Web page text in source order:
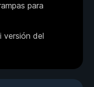
para
versión del